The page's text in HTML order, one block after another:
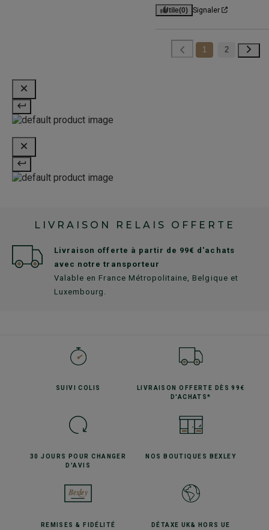
Utile(0) Signaler
1 2
LIVRAISON RELAIS OFFERTE
Livraison offerte à partir de 99€ d'achats
avec notre transporteur
Valable en France Métropolitaine, Belgique et
Luxembourg.
SUIVICOLIS LIVRAISON OFFERTE
DÈS 99€
D'ACHATS*
30 JOURS POURCHANGER
D'AVIS
NOS BOUTIQUES BEXLEY
REMISES& FIDÉLITÉ DÉTAXE UK& HORS UE